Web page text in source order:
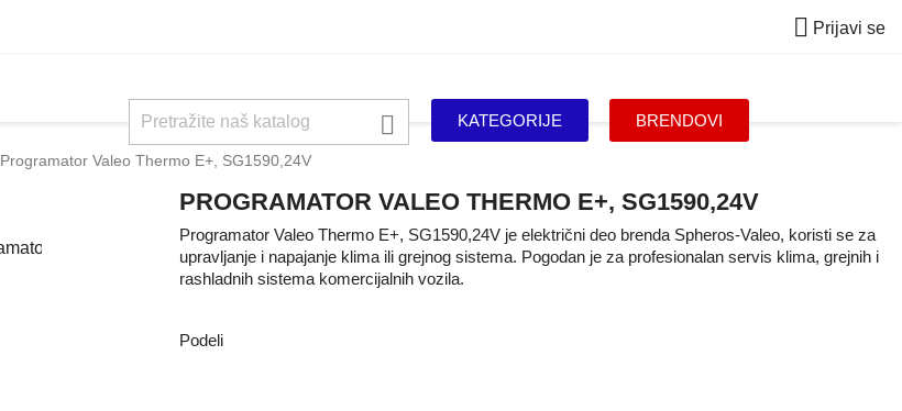
 Prijavi se
 KATEGORIJE BRENDOVI
Programator Valeo Thermo E+, SG1590,24V
PROGRAMATOR VALEO THERMO E+, SG1590,24V
Programator Valeo Thermo E+, SG1590,24V je električni deo brenda Spheros-Valeo, koristi se za
upravljanje i napajanje klima ili grejnog sistema. Pogodan je za profesionalan servis klima, grejnih i
rashladnih sistema komercijalnih vozila.
Podeli